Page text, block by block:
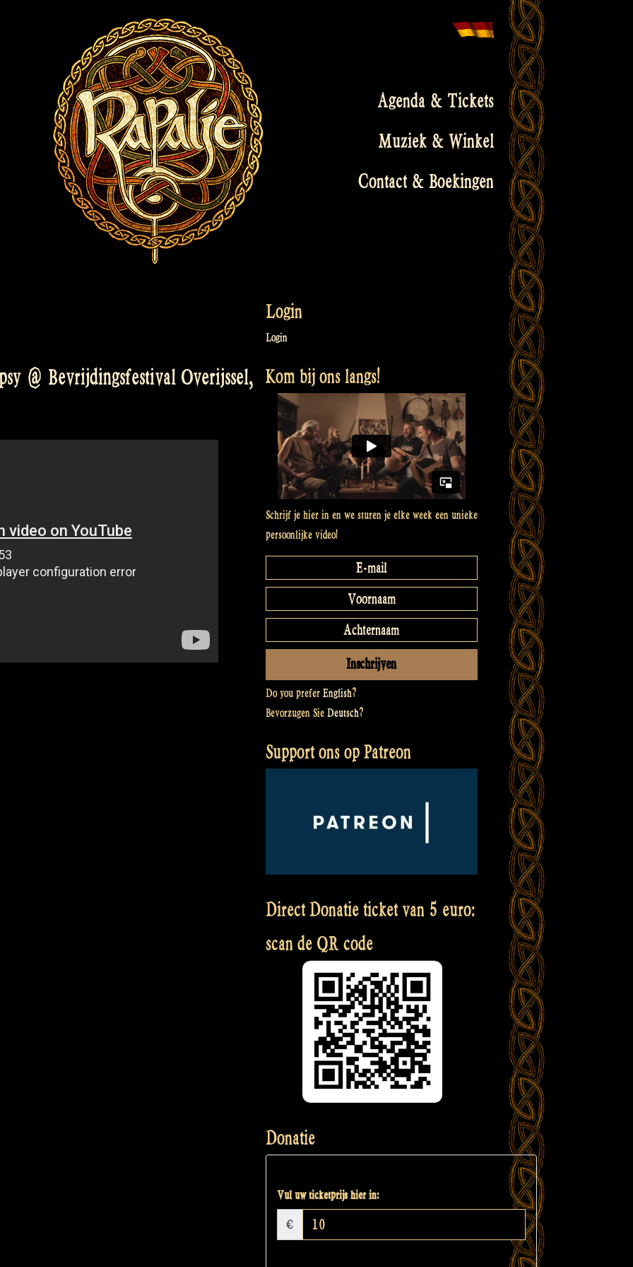
Agenda & Tickets
Muziek & Winkel
Contact & Boekingen
@ Bevrijdingsfestival Overijssel,
Login
Login
Kom bij ons langs!
Schrijf je hier in en we sturen je elke week een unieke
persoonlijke video!
Do you prefer English?
Bevorzugen Sie Deutsch?
Support ons op Patreon
Direct Donatie ticket van 5 euro:
scan de QR code
Donatie
Vul uw ticketprijs hier in:
€